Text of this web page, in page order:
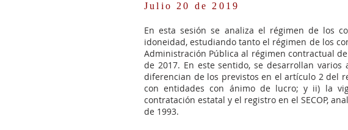
​Julio 20 de 2019
En esta sesión se analiza el régimen de los
idoneidad, estudiando tanto el régimen de los
Administración Pública al régimen contractual
de 2017. En este sentido, se desarrollan
diferencian de los previstos en el artículo 2 del
con entidades con ánimo de lucro; y ii) la
contratación estatal y el registro en el SECOP,
de 1993.